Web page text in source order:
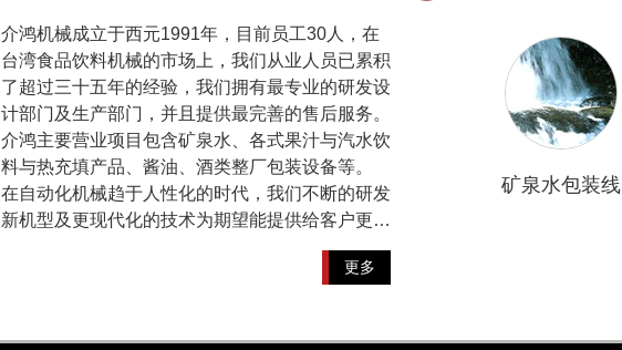
介鸿机械成立于西元1991年，目前员工30人，在
台湾食品饮料机械的市场上，我们从业人员已累积
了超过三十五年的经验，我们拥有最专业的研发设
计部门及生产部门，并且提供最完善的售后服务。
介鸿主要营业项目包含矿泉水、各式果汁与汽水饮
料与热充填产品、酱油、酒类整厂包装设备等。
在自动化机械趋于人性化的时代，我们不断的研发
新机型及更现代化的技术为期望能提供给客户更…
更多
矿泉水包装线